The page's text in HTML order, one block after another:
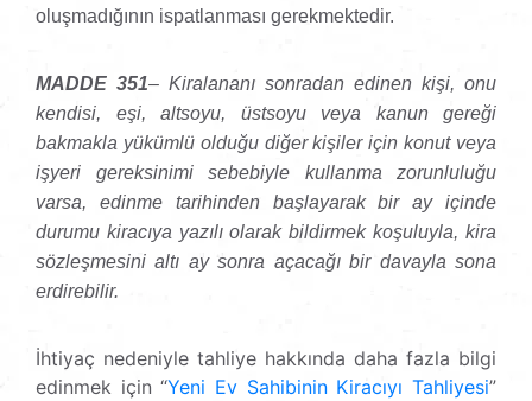
oluşmadığının ispatlanması gerekmektedir.
MADDE 351– Kiralananı sonradan edinen kişi, onu
kendisi, eşi, altsoyu, üstsoyu veya kanun gereği
bakmakla yükümlü olduğu diğer kişiler için konut veya
işyeri gereksinimi sebebiyle kullanma zorunluluğu
varsa, edinme tarihinden başlayarak bir ay içinde
durumu kiracıya yazılı olarak bildirmek koşuluyla, kira
sözleşmesini altı ay sonra açacağı bir davayla sona
erdirebilir.
İhtiyaç nedeniyle tahliye hakkında daha fazla bilgi
edinmek için “Yeni Ev Sahibinin Kiracıyı Tahliyesi”